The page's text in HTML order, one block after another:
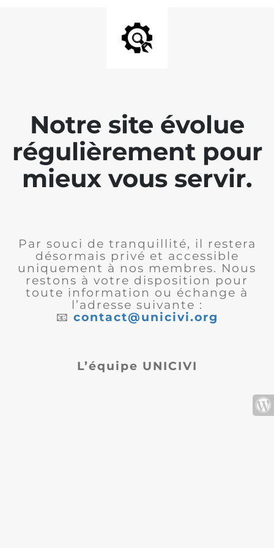
Notre site évolue
régulièrement pour
mieux vous servir.
Par souci de tranquillité, il restera
désormais privé et accessible
uniquement à nos membres. Nous
restons à votre disposition pour
toute information ou échange à
l’adresse suivante :
📧 contact@unicivi.org
L’équipe UNICIVI